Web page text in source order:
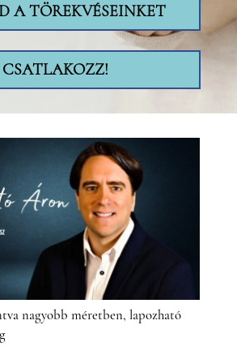
A TÖREKVÉSEINKET
CSATLAKOZZ!
nagyobb méretben, lapozható